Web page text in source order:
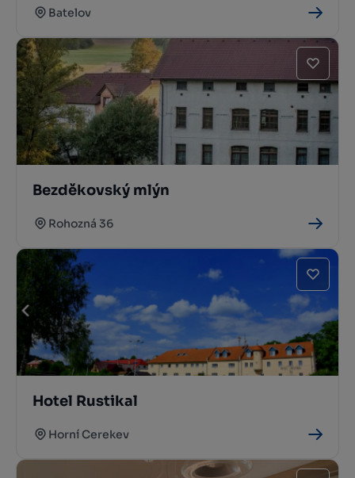
Batelov
Bezděkovský mlýn
Rohozná 36
Hotel Rustikal
Horní Cerekev